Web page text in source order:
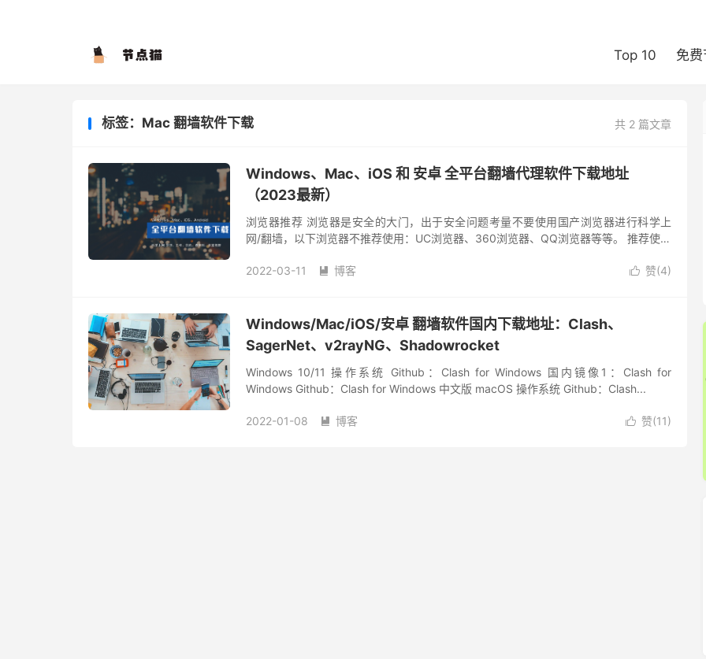
Top 10 免
共 2 篇文章
标签：Mac 翻墙软件下载
Windows、Mac、iOS 和 安卓 全平台翻墙代理软件下载地址
（2023最新）
浏览器推荐 浏览器是安全的大门，出于安全问题考量不要使用国产浏览器进行科学上
网/翻墙，以下浏览器不推荐使用：UC浏览器、360浏览器、QQ浏览器等等。 推荐使用
 赞(4)
2022-03-11  博客
Windows/Mac/iOS/安卓 翻墙软件国内下载地址：Clash、
SagerNet、v2rayNG、Shadowrocket
Windows 10/11 操作系统 Github：Clash for Windows 国内镜像1：Clash for
Windows Github：Clash for Windows 中文版 macOS 操作系统 Github：Clash...
 赞(11)
2022-01-08  博客